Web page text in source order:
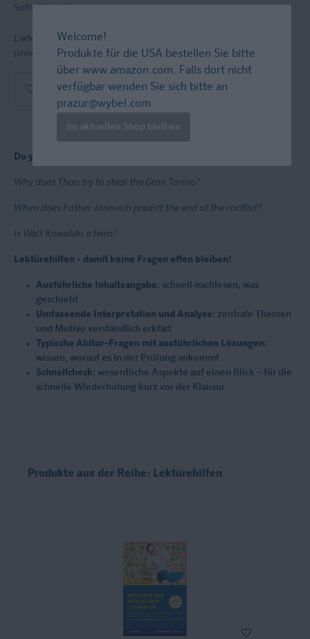
Sofort lieferbar
Lieferung bei Online-Bestellwert ab € 9,95
(innerh. Deutschlands)
In den Warenkorb
Do you have questions about the film?
Why does Thao try to steal the Gran Torino?
When does Father Janovich predict the end of the conflict?
Is Walt Kowalski a hero?
Lektürehilfen - damit keine Fragen offen bleiben!
Ausführliche Inhaltsangabe: schnell nachlesen, was
geschieht
Umfassende Interpretation und Analyse: zentrale Themen
und Motive verständlich erklärt
Typische Abitur-Fragen mit ausführlichen Lösungen:
wissen, worauf es in der Prüfung ankommt
Schnellcheck: wesentliche Aspekte auf einen Blick – für die
schnelle Wiederholung kurz vor der Klausur
Produkte aus der Reihe: Lektürehilfen
Welcome!
Produkte für die USA bestellen Sie bitte
über www.amazon.com. Falls dort nicht
verfügbar wenden Sie sich bitte an
prazur@wybel.com.
Im aktuellen Shop bleiben